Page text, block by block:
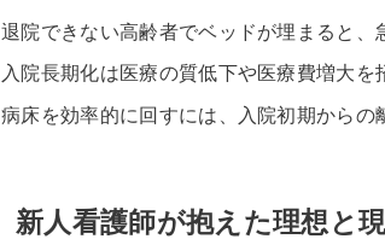
退院できない高齢者でベッドが埋まると、
入院長期化は医療の質低下や医療費増大を
病床を効率的に回すには、入院初期からの
新人看護師が抱えた理想と